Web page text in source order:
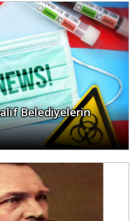
Belediyelerin